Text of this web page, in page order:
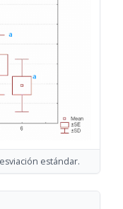
estándar.